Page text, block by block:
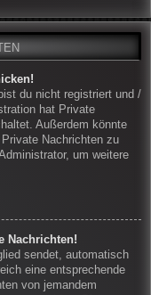
du nicht registriert und /
hat Private
Außerdem könnte
Nachrichten zu
um weitere
Nachrichten!
sendet, automatisch
eine entsprechende
von jemandem